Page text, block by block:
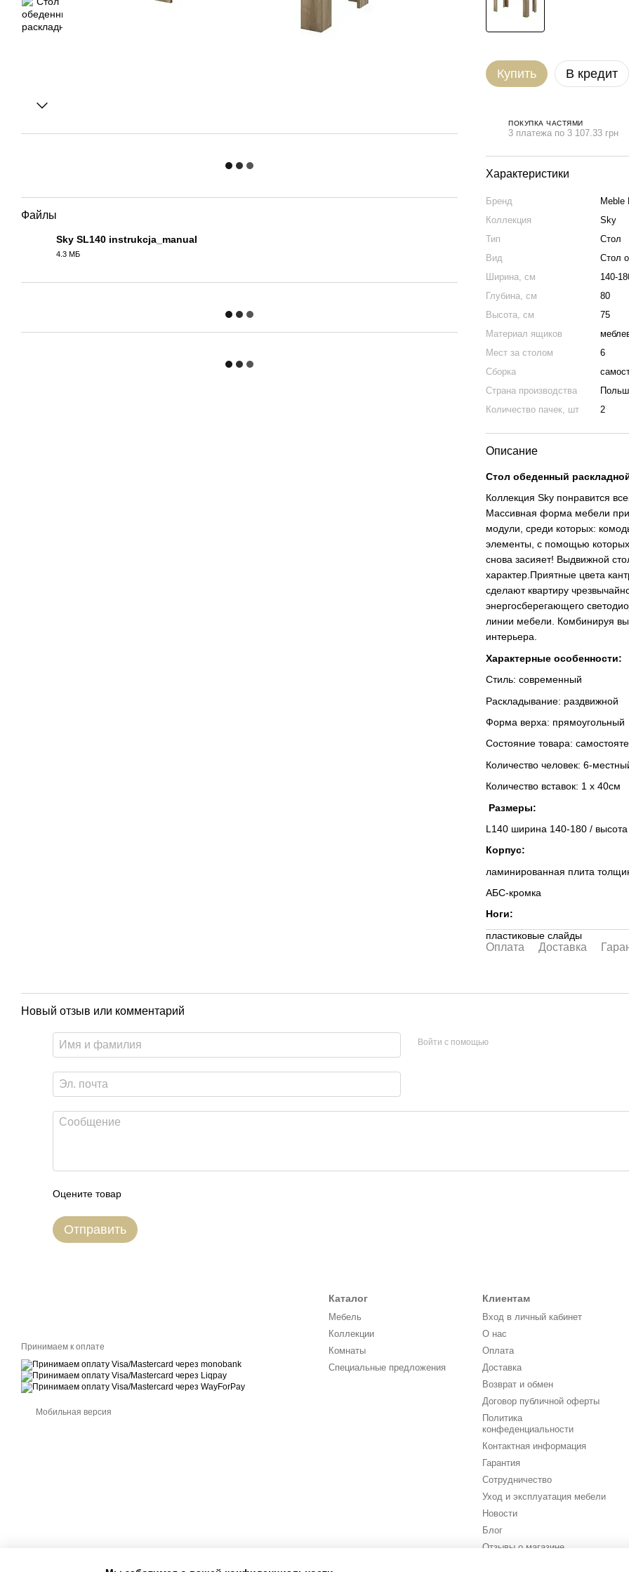
Файлы
Sky SL140 instrukcja_manual
4.3 МБ
Купить В кредит
ПОКУПКА ЧАСТЯМИ
3 платежа по 3 107.33 грн
Характеристики
Бренд
Meble
Коллекция
Sky
Тип
Стол
Вид
Стол
Ширина, см
140-
Глубина, см
80
Высота, см
75
Материал ящиков
Мест за столом
6
Сборка
Страна производства
Количество пачек, шт
2
Описание
Стол обеденный
Коллекция Sky понравится
Массивная форма мебели
модули, среди которых:
элементы, с помощью
снова засияет! Выдвижной
характер.Приятные цвета
сделают квартиру
энергосберегающего
линии мебели. Комбинируя
интерьера.
Характерные особенности:
Стиль: современный
Раскладывание: раздвижной
Форма верха: прямоугольный
Состояние товара:
Количество человек: 6-
Количество вставок: 1 х 40см
Размеры:
L140 ширина 140-180 /
Корпус:
ламинированная плита
АБС-кромка
Ноги:
пластиковые слайды
Оплата Доставка
Новый отзыв или комментарий
Войти с помощью
Оцените товар
Отправить
Принимаем к оплате
Мобильная версия
Каталог
Мебель
Коллекции
Комнаты
Специальные предложения
Клиентам
Вход в личный кабинет
О нас
Оплата
Доставка
Возврат и обмен
Договор публичной оферты
Политика
конфеденциальности
Контактная информация
Гарантия
Сотрудничество
Уход и эксплуатация мебели
Новости
Блог
Отзывы о магазине